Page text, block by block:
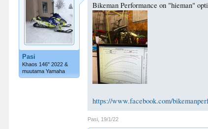
Pasi
Khaos 146" 2022 &
muutama Yamaha
Bikeman Performance on "hieman"
https://www.facebook.com/
Pasi 19/1/22